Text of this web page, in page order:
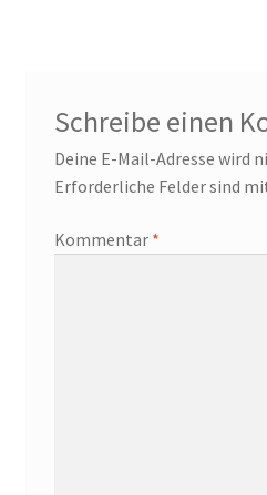
Schreibe einen
Deine E-Mail-Adresse wird
Erforderliche Felder sind
Kommentar *